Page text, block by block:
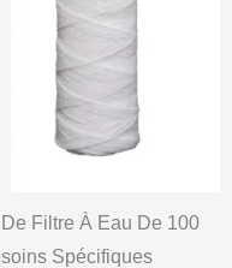
Filtre À Eau De 100
Spécifiques